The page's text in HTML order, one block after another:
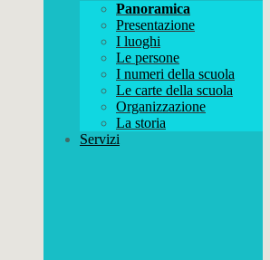
Panoramica
Presentazione
I luoghi
Le persone
I numeri della scuola
Le carte della scuola
Organizzazione
La storia
Servizi